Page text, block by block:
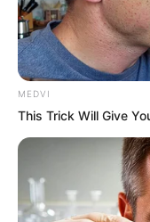
Cosmopolitan
Eres
Esquire
Harper’s Bazaar
Vanidades